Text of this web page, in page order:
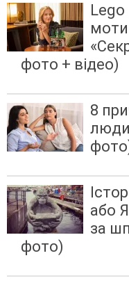
Lego
фото + відео)
8
або
за
фото)